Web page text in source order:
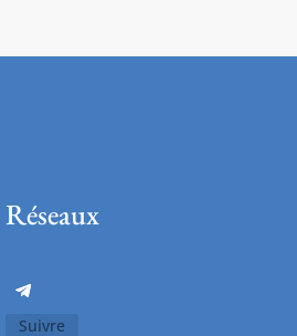
Réseaux
Suivre